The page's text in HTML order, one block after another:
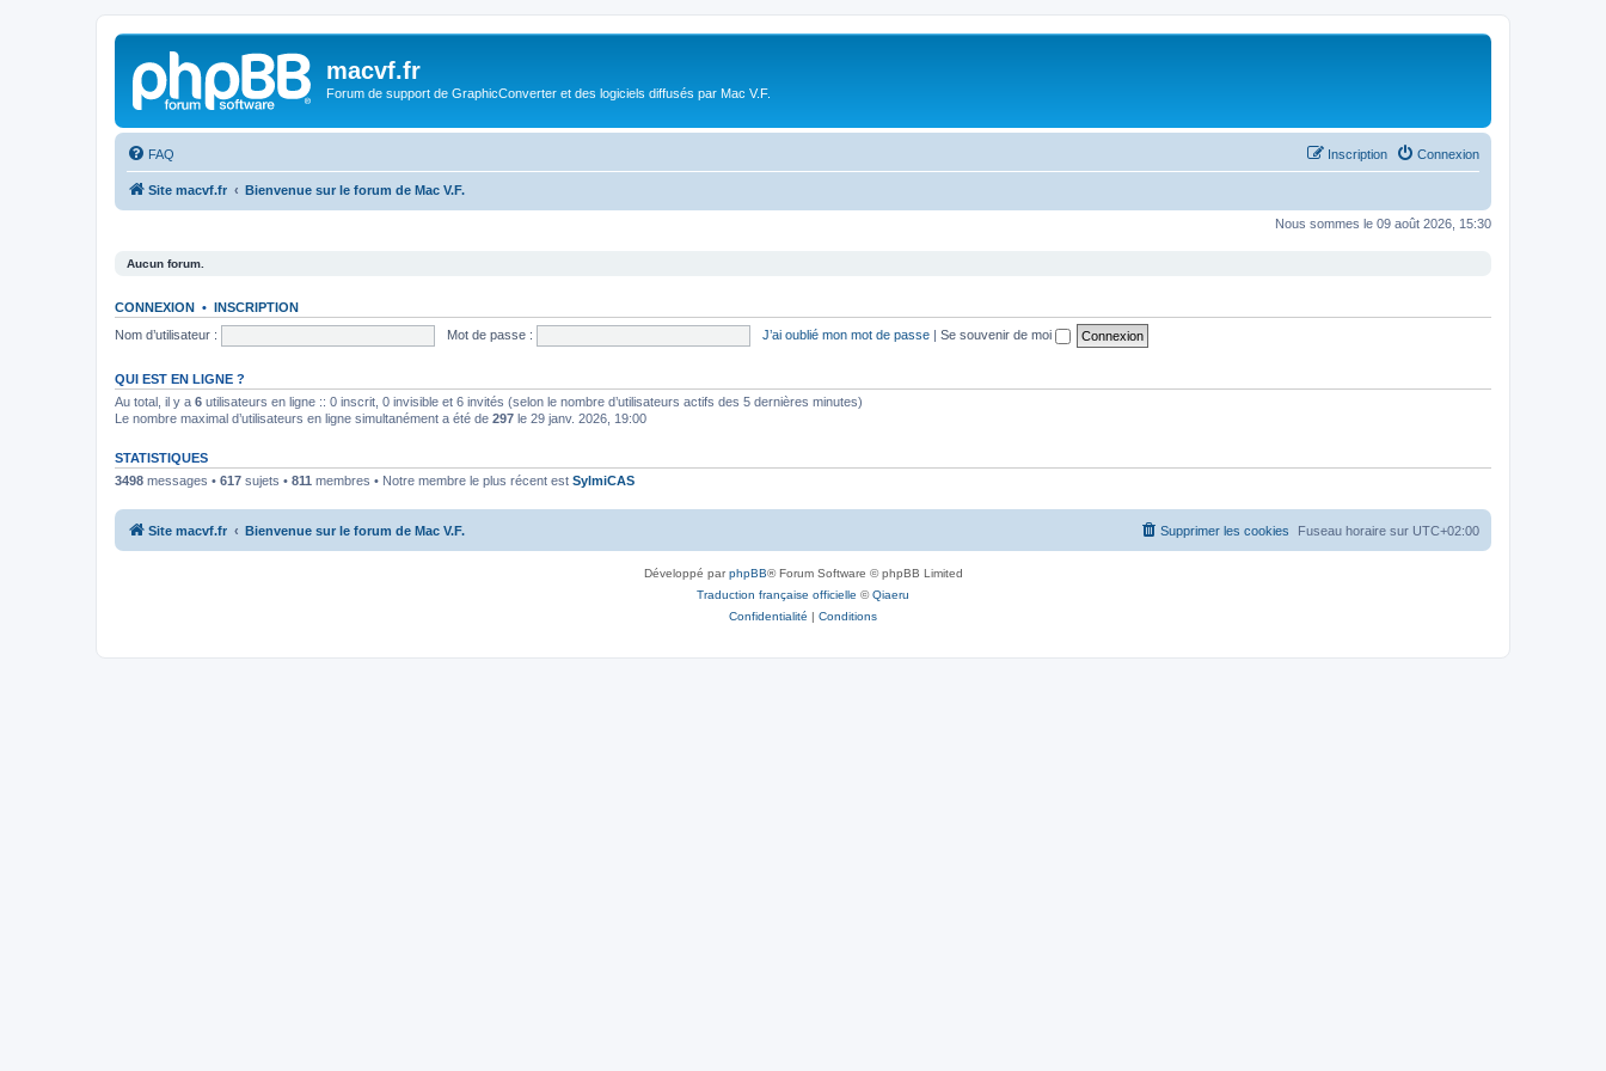
macvf.fr
Forum de support de GraphicConverter et des logiciels diffusés par Mac V.F.
FAQ Connexion
Inscription
Site macvf.fr Bienvenue sur le forum de Mac V.F.
Nous sommes le 09 août 2026, 15:30
Aucun forum.
CONNEXION • INSCRIPTION
Nom d’utilisateur :
Mot de passe : J’ai oublié mon mot de passe | Se souvenir de moi
QUI EST EN LIGNE ?
Au total, il y a 6 utilisateurs en ligne :: 0 inscrit, 0 invisible et 6 invités (selon le nombre d’utilisateurs actifs des 5 dernières minutes)
Le nombre maximal d’utilisateurs en ligne simultanément a été de 297 le 29 janv. 2026, 19:00
STATISTIQUES
3498 messages • 617 sujets • 811 membres • Notre membre le plus récent est SylmiCAS
Site macvf.fr Bienvenue sur le forum de Mac V.F. Fuseau horaire sur UTC+02:00
Supprimer les cookies
Développé parphpBB® Forum Software © phpBB Limited
Traduction française officielle ©Qiaeru
Confidentialité | Conditions